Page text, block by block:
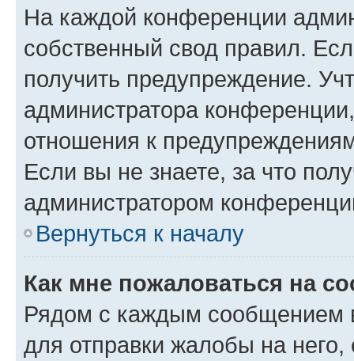
На каждой конференции
собственный свод правил.
получить предупреждение.
администратора
отношения к
Если вы не знаете, за что
администратором
Вернуться к началу
Как мне пожаловаться на
Рядом с каждым сообщением
для отправки жалобы на